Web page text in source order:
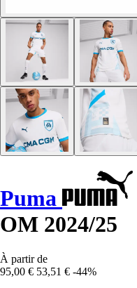
Puma
OM 2024/25
À partir de
95,00 € 53,51 € -44%